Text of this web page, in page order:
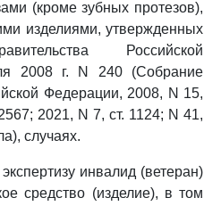
(кроме зубных протезов),
изделиями, утвержденных
Российской
2008 г. N 240 (Собрание
Федерации, 2008, N 15,
2021, N 7, ст. 1124; N 41,
случаях.
инвалид (ветеран)
средство (изделие), в том